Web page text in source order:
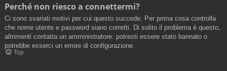
Perché non riesco a connettermi?
Ci sono svariati motivi per cui questo succede. Per prima cosa controlla
che nome utente e password siano corretti. Di solito il problema è questo,
altrimenti contatta un amministratore: potresti essere stato bannato o
potrebbe esserci un errore di configurazione.
Top